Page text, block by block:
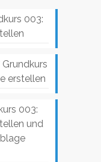
003:
erstellen
003:
und